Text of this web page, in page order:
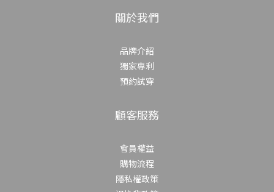
關於我們
品牌介紹
獨家專利
預約試穿
顧客服務
會員權益
購物流程
隱私權政策